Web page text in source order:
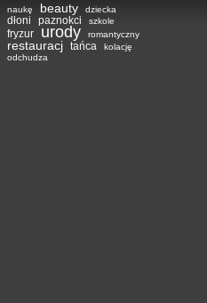
naukę beauty dziecka
dłoni paznokci szkole
fryzur urody romantyczny
restauracj tańca
kolację
odchudza